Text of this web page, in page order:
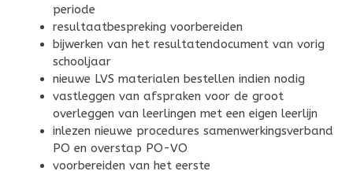
periode
resultaatbespreking voorbereiden
bijwerken van het resultatendocument van vorig
schooljaar
nieuwe LVS materialen bestellen indien nodig
vastleggen van afspraken voor de groot
overleggen van leerlingen met een eigen leerlijn
inlezen nieuwe procedures samenwerkingsverband
PO en overstap PO-VO
voorbereiden van het eerste